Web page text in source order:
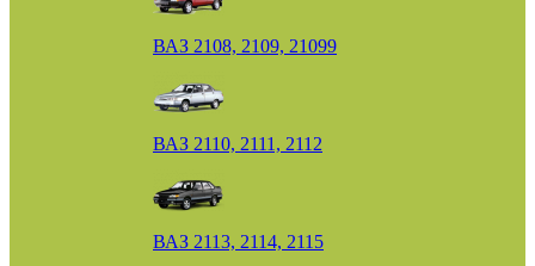
ВАЗ 2108, 2109, 21099
ВАЗ 2110, 2111, 2112
ВАЗ 2113, 2114, 2115